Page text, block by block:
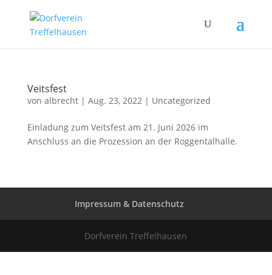
Veitsfest
von albrecht| Aug. 23, 2022| Uncategorized
Einladung zum Veitsfest am 21. Juni 2026 im
Anschluss an die Prozession an der Roggentalhalle.
Impressum & Datenschutz
Dorfverein Treffelhausen